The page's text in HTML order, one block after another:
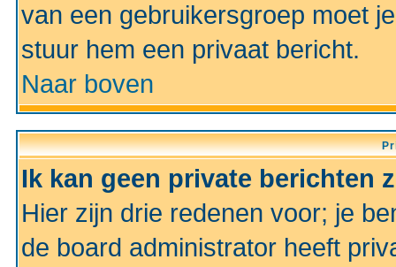
van een gebruikersgroep moet
stuur hem een privaat bericht.
Naar boven
Ik kan geen private berichten
Hier zijn drie redenen voor; je
de board administrator heeft